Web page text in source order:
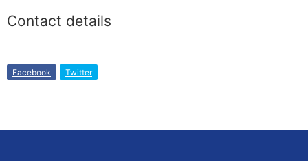
Contact details
Facebook Twitter